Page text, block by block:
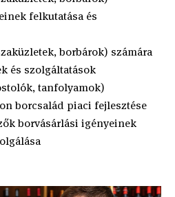
felkutatása és
borbárok) számára
és szolgáltatások
tanfolyamok)
borcsalád piaci fejlesztése
borvásárlási igényeinek